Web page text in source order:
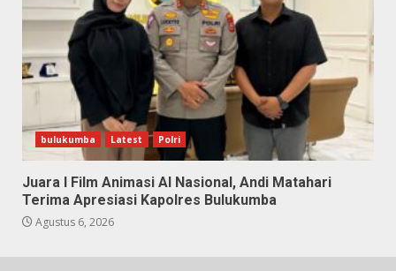
bulukumba Latest Polri
Juara I Film Animasi AI Nasional, Andi Matahari
Terima Apresiasi Kapolres Bulukumba
Agustus 6, 2026